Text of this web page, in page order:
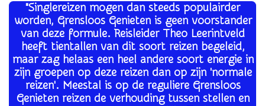
"Singlereizen mogen dan steeds populairder
worden, Grensloos Genieten is geen voorstander
van deze formule. Reisleider Theo Leerintveld
heeft tientallen van dit soort reizen begeleid,
maar zag helaas een heel andere soort energie in
zijn groepen op deze reizen dan op zijn 'normale
reizen'. Meestal is op de reguliere Grensloos
Genieten reizen de verhouding tussen stellen en